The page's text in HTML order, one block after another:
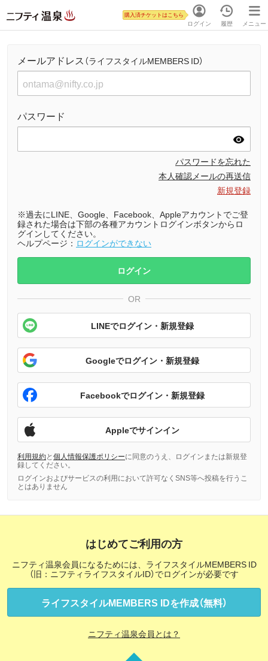
ログイン
購入済チケットはこちら
履歴 メニュー
メールアドレス （ライフスタイルMEMBERS ID）
パスワード
パスワードを忘れた
本人確認メールの再送信
新規登録
※過去にLINE、Google、Facebook、Appleアカウントでご登
録された場合は下部の各種アカウントログインボタンからロ
グインしてください。
ヘルプページ： ログインができない
ログイン
OR
LINEでログイン・新規登録
Googleでログイン・新規登録
Facebookでログイン・新規登録
Appleでサインイン
利用規約と個人情報保護ポリシーに同意のうえ、ログインまたは新規登
録してください。
ログインおよびサービスの利用において許可なくSNS等へ投稿を行うこ
とはありません
はじめてご利用の方
ニフティ温泉会員になるためには、ライフスタイルMEMBERS ID
（旧：ニフティライフスタイルID）でログインが必要です
ライフスタイルMEMBERS IDを作成（無料）
ニフティ温泉会員とは？